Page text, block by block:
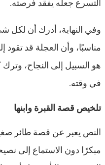
التسرع جعله يفقد فرصته.
وفي النهاية، أدرك أن لكل
مناسبًا، وأن العجلة قد تقود
هو السبيل إلى النجاح،
في وقته.
تلخيص قصة القبرة وابنها
النص يعبر عن قصة طائر
مبكرًا دون الاستماع إلى